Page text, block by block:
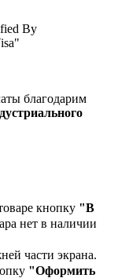
By
благодарим
кнопку "В
нет в наличии
части экрана.
"Оформить